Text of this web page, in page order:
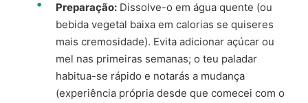
Preparação:Dissolve-o em água quente (ou
bebida vegetal baixa em calorias se quiseres
mais cremosidade). Evita adicionar açúcar ou
mel nas primeiras semanas; o teu paladar
habitua-se rápido e notarás a mudança
(experiência própria desde que comecei com o